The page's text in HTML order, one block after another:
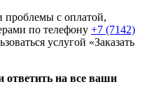
проблемы с оплатой,
по телефону +7 (7142)
услугой «Заказать
на все ваши